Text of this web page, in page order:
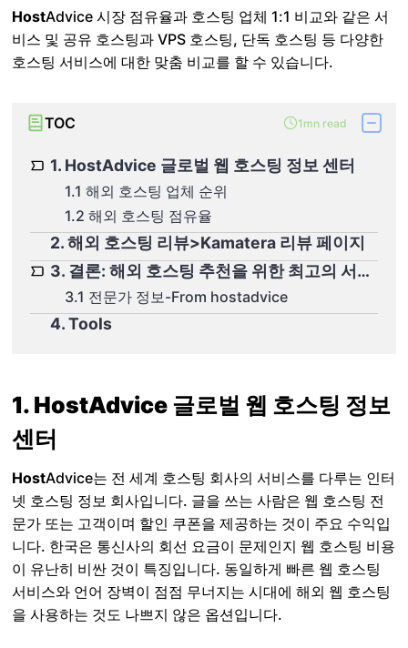
HostAdvice 시장 점유율과 호스팅 업체 1:1 비교와 같은 서
비스 및 공유 호스팅과 VPS 호스팅, 단독 호스팅 등 다양한
호스팅 서비스에 대한 맞춤 비교를 할 수 있습니다.
TOC 1mn read
1. HostAdvice 글로벌 웹 호스팅 정보 센터
1.1 해외 호스팅 업체 순위
1.2 해외 호스팅 점유율
2. 해외 호스팅 리뷰>Kamatera 리뷰 페이지
3. 결론: 해외 호스팅 추천을 위한 최고의 서비스
3.1 전문가 정보-From hostadvice
4. Tools
1. HostAdvice 글로벌 웹 호스팅 정보
센터
HostAdvice는 전 세계 호스팅 회사의 서비스를 다루는 인터
넷 호스팅 정보 회사입니다. 글을 쓰는 사람은 웹 호스팅 전
문가 또는 고객이며 할인 쿠폰을 제공하는 것이 주요 수익입
니다. 한국은 통신사의 회선 요금이 문제인지 웹 호스팅 비용
이 유난히 비싼 것이 특징입니다. 동일하게 빠른 웹 호스팅
서비스와 언어 장벽이 점점 무너지는 시대에 해외 웹 호스팅
을 사용하는 것도 나쁘지 않은 옵션입니다.